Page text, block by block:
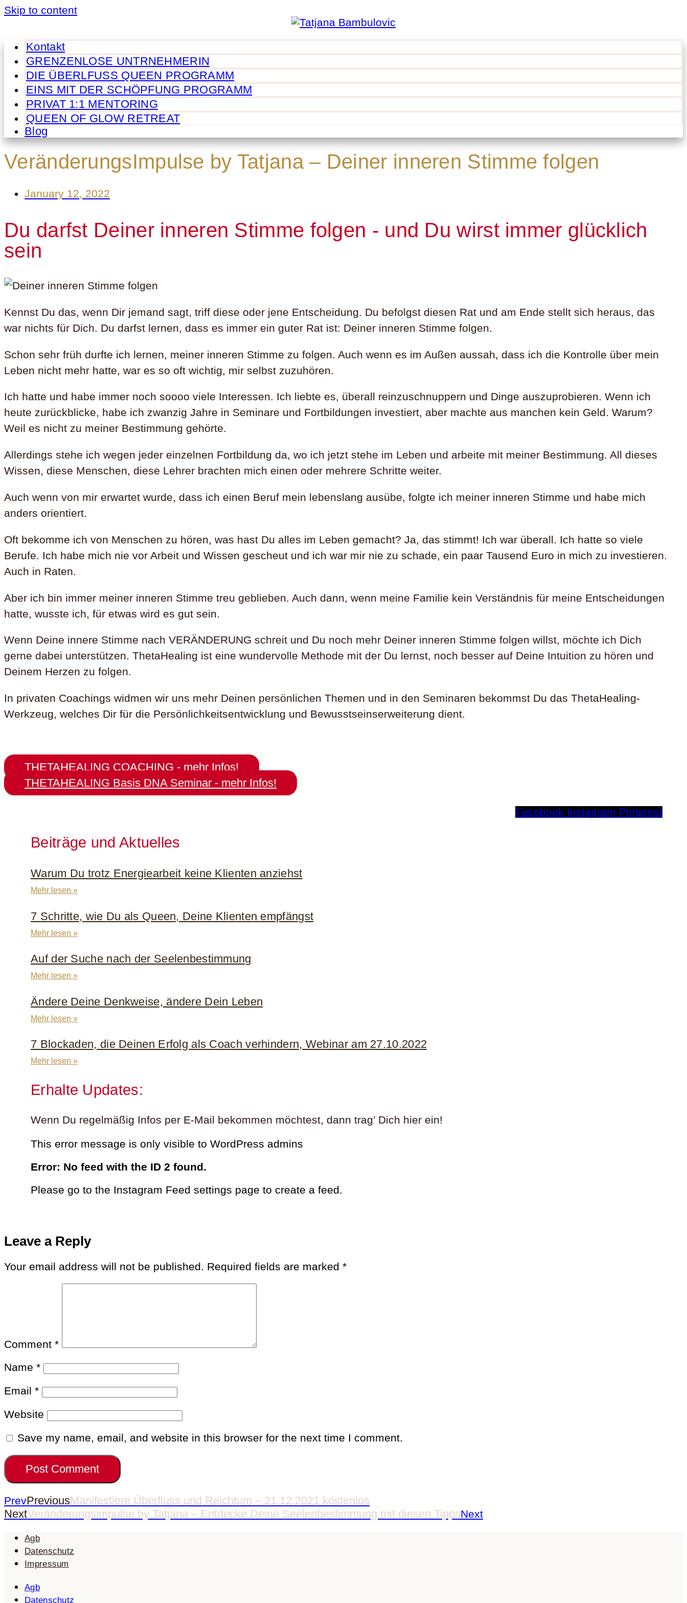
Skip to content
Kontakt
GRENZENLOSE UNTRNEHMERIN
DIE ÜBERLFUSS QUEEN PROGRAMM
EINS MIT DER SCHÖPFUNG PROGRAMM
PRIVAT 1:1 MENTORING
QUEEN OF GLOW RETREAT
Blog
VeränderungsImpulse by Tatjana – Deiner inneren Stimme folgen
January 12, 2022
Du darfst Deiner inneren Stimme folgen - und Du wirst immer glücklich
sein
Kennst Du das, wenn Dir jemand sagt, triff diese oder jene Entscheidung. Du befolgst diesen Rat und am Ende stellt sich heraus, das
war nichts für Dich. Du darfst lernen, dass es immer ein guter Rat ist: Deiner inneren Stimme folgen.
Schon sehr früh durfte ich lernen, meiner inneren Stimme zu folgen. Auch wenn es im Außen aussah, dass ich die Kontrolle über mein
Leben nicht mehr hatte, war es so oft wichtig, mir selbst zuzuhören.
Ich hatte und habe immer noch soooo viele Interessen. Ich liebte es, überall reinzuschnuppern und Dinge auszuprobieren. Wenn ich
heute zurückblicke, habe ich zwanzig Jahre in Seminare und Fortbildungen investiert, aber machte aus manchen kein Geld. Warum?
Weil es nicht zu meiner Bestimmung gehörte.
Allerdings stehe ich wegen jeder einzelnen Fortbildung da, wo ich jetzt stehe im Leben und arbeite mit meiner Bestimmung. All dieses
Wissen, diese Menschen, diese Lehrer brachten mich einen oder mehrere Schritte weiter.
Auch wenn von mir erwartet wurde, dass ich einen Beruf mein lebenslang ausübe, folgte ich meiner inneren Stimme und habe mich
anders orientiert.
Oft bekomme ich von Menschen zu hören, was hast Du alles im Leben gemacht? Ja, das stimmt! Ich war überall. Ich hatte so viele
Berufe. Ich habe mich nie vor Arbeit und Wissen gescheut und ich war mir nie zu schade, ein paar Tausend Euro in mich zu investieren.
Auch in Raten.
Aber ich bin immer meiner inneren Stimme treu geblieben. Auch dann, wenn meine Familie kein Verständnis für meine Entscheidungen
hatte, wusste ich, für etwas wird es gut sein.
Wenn Deine innere Stimme nach VERÄNDERUNG schreit und Du noch mehr Deiner inneren Stimme folgen willst, möchte ich Dich
gerne dabei unterstützen. ThetaHealing ist eine wundervolle Methode mit der Du lernst, noch besser auf Deine Intuition zu hören und
Deinem Herzen zu folgen.
In privaten Coachings widmen wir uns mehr Deinen persönlichen Themen und in den Seminaren bekommst Du das ThetaHealing-
Werkzeug, welches Dir für die Persönlichkeitsentwicklung und Bewusstseinserweiterung dient.
THETAHEALING COACHING - mehr Infos!
THETAHEALING Basis DNA Seminar - mehr Infos!
Facebook Instagram Pinterest
Beiträge und Aktuelles
Warum Du trotz Energiearbeit keine Klienten anziehst
Mehr lesen »
7 Schritte, wie Du als Queen, Deine Klienten empfängst
Mehr lesen »
Auf der Suche nach der Seelenbestimmung
Mehr lesen »
Ändere Deine Denkweise, ändere Dein Leben
Mehr lesen »
7 Blockaden, die Deinen Erfolg als Coach verhindern, Webinar am 27.10.2022
Mehr lesen »
Erhalte Updates:
Wenn Du regelmäßig Infos per E-Mail bekommen möchtest, dann trag’ Dich hier ein!
This error message is only visible to WordPress admins
Error: No feed with the ID 2 found.
Please go to the Instagram Feed settings page to create a feed.
Leave a Reply
Your email address will not be published. Required fields are marked *
Comment *
Name *
Email *
Website
Save my name, email, and website in this browser for the next time I comment.
PrevPreviousManifestiere Überfluss und Reichtum – 21.12.2021 kostenlos
NextVeränderungsimpulse by Tatjana – Entdecke Deine Seelenbestimmung mit diesen TippsNext
Agb
Datenschutz
Impressum
Agb
Datenschutz